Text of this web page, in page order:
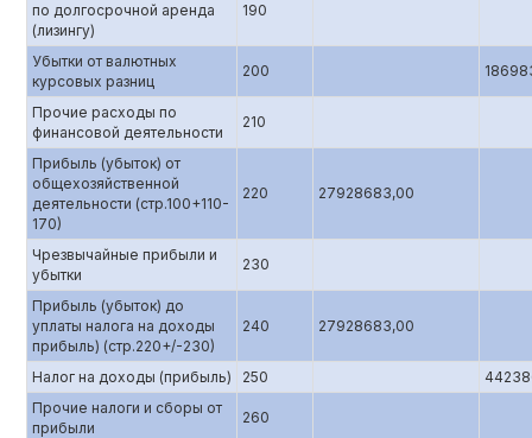
по долгосрочной аренда
(лизингу)
190
Убытки от валютных
курсовых разниц
200
Прочие расходы по
финансовой деятельности
210
Прибыль (убыток) от
общехозяйственной
деятельности (стр.100+110-
170)
220 27928683,00
Чрезвычайные прибыли и
убытки
230
Прибыль (убыток) до
уплаты налога на доходы
прибыль) (стр.220+/-230)
240 27928683,00
Налог на доходы (прибыль) 250
Прочие налоги и сборы от
прибыли
260